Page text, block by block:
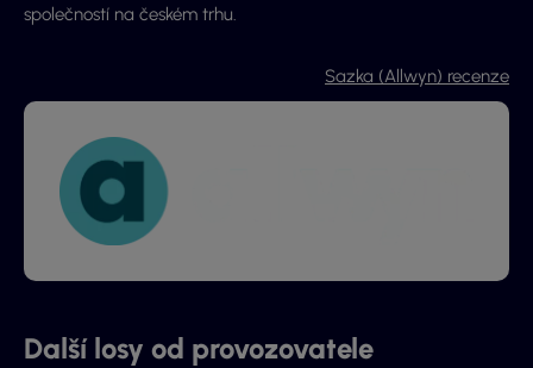
společností na českém trhu.
Sazka (Allwyn) recenze
Další losy od provozovatele